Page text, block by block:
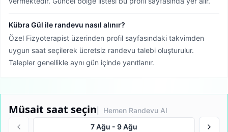
Kübra Gül ile randevu nasıl alınır?
Özel Fizyoterapist üzerinden profil sayfasındaki takvimden
uygun saat seçilerek ücretsiz randevu talebi oluşturulur.
Talepler genellikle aynı gün içinde yanıtlanır.
Müsait saat seçin | Hemen Randevu Al
7 Ağu - 9 Ağu